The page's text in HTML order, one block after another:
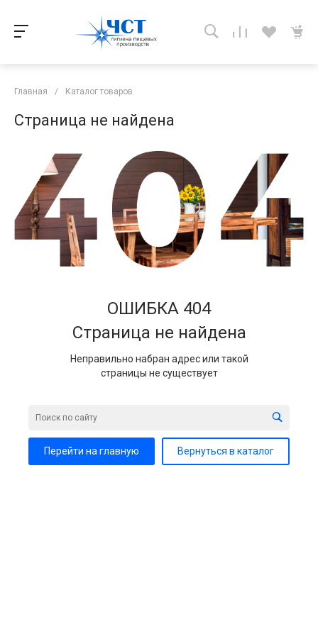
Главная / Каталог товаров
Страница не найдена
ОШИБКА 404
Страница не найдена
Неправильно набран адрес или такой
страницы не существует
Перейти на главную Вернуться в каталог